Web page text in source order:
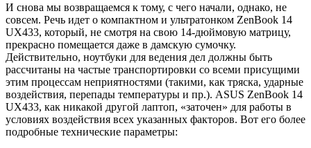
И снова мы возвращаемся к тому, с чего начали, однако, не
совсем. Речь идет о компактном и ультратонком ZenBook 14
UX433, который, не смотря на свою 14-дюймовую матрицу,
прекрасно помещается даже в дамскую сумочку.
Действительно, ноутбуки для ведения дел должны быть
рассчитаны на частые транспортировки со всеми присущими
этим процессам неприятностями (такими, как тряска, ударные
воздействия, перепады температуры и пр.). ASUS ZenBook 14
UX433, как никакой другой лаптоп, «заточен» для работы в
условиях воздействия всех указанных факторов. Вот его более
подробные технические параметры: